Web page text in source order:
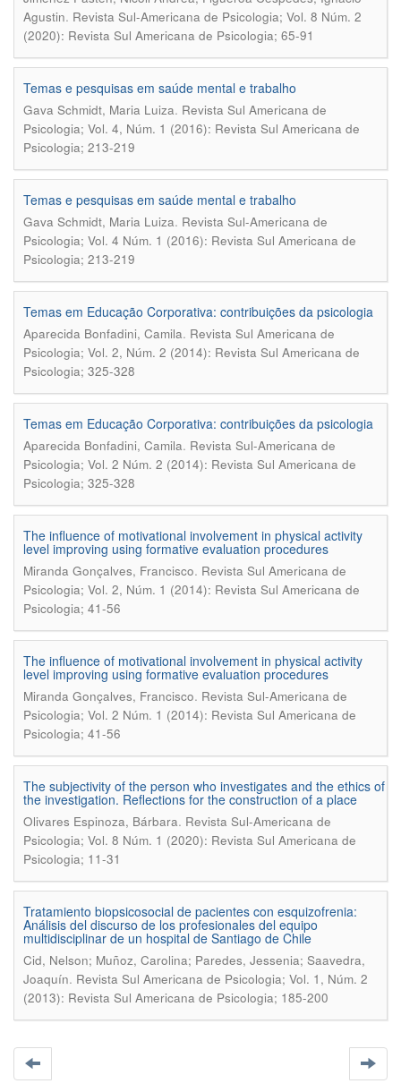
Agustin. Revista Sul-Americana de Psicologia; Vol. 8 Núm. 2
(2020): Revista Sul Americana de Psicologia; 65-91
Temas e pesquisas em saúde mental e trabalho
Gava Schmidt, Maria Luiza. Revista Sul Americana de
Psicologia; Vol. 4, Núm. 1 (2016): Revista Sul Americana de
Psicologia; 213-219
Temas e pesquisas em saúde mental e trabalho
Gava Schmidt, Maria Luiza. Revista Sul-Americana de
Psicologia; Vol. 4 Núm. 1 (2016): Revista Sul Americana de
Psicologia; 213-219
Temas em Educação Corporativa: contribuições da psicologia
Aparecida Bonfadini, Camila. Revista Sul Americana de
Psicologia; Vol. 2, Núm. 2 (2014): Revista Sul Americana de
Psicologia; 325-328
Temas em Educação Corporativa: contribuições da psicologia
Aparecida Bonfadini, Camila. Revista Sul-Americana de
Psicologia; Vol. 2 Núm. 2 (2014): Revista Sul Americana de
Psicologia; 325-328
The influence of motivational involvement in physical activity
level improving using formative evaluation procedures
Miranda Gonçalves, Francisco. Revista Sul Americana de
Psicologia; Vol. 2, Núm. 1 (2014): Revista Sul Americana de
Psicologia; 41-56
The influence of motivational involvement in physical activity
level improving using formative evaluation procedures
Miranda Gonçalves, Francisco. Revista Sul-Americana de
Psicologia; Vol. 2 Núm. 1 (2014): Revista Sul Americana de
Psicologia; 41-56
The subjectivity of the person who investigates and the ethics of
the investigation. Reflections for the construction of a place
Olivares Espinoza, Bárbara. Revista Sul-Americana de
Psicologia; Vol. 8 Núm. 1 (2020): Revista Sul Americana de
Psicologia; 11-31
Tratamiento biopsicosocial de pacientes con esquizofrenia:
Análisis del discurso de los profesionales del equipo
multidisciplinar de un hospital de Santiago de Chile
Cid, Nelson; Muñoz, Carolina; Paredes, Jessenia; Saavedra,
Joaquín. Revista Sul Americana de Psicologia; Vol. 1, Núm. 2
(2013): Revista Sul Americana de Psicologia; 185-200